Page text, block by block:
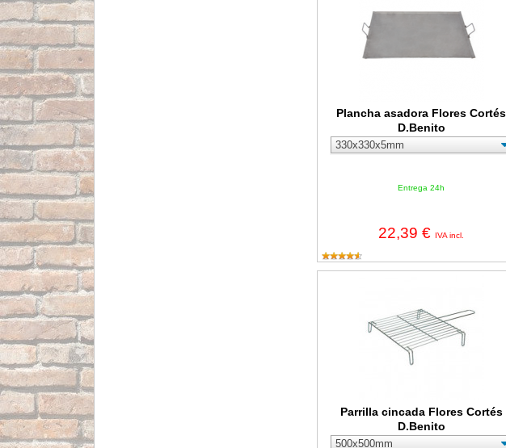
Plancha asadora Flores Cortés
D.Benito
Entrega 24h
22,39 € IVA incl.
Parrilla cincada Flores Cortés
D.Benito